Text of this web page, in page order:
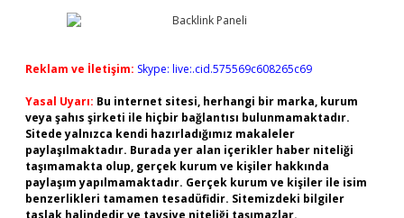
Reklam ve İletişim: Skype: live:.cid.575569c608265c69
Yasal Uyarı: Bu internet sitesi, herhangi bir marka, kurum
veya şahıs şirketi ile hiçbir bağlantısı bulunmamaktadır.
Sitede yalnızca kendi hazırladığımız makaleler
paylaşılmaktadır. Burada yer alan içerikler haber niteliği
taşımamakta olup, gerçek kurum ve kişiler hakkında
paylaşım yapılmamaktadır. Gerçek kurum ve kişiler ile isim
benzerlikleri tamamen tesadüfidir. Sitemizdeki bilgiler
taslak halindedir ve tavsiye niteliği taşımazlar.